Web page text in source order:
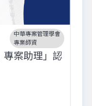
中華專案管理學會
專業師資
專案助理」認